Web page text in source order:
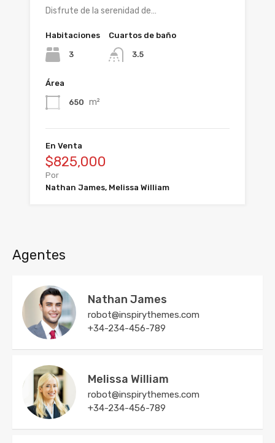
Disfrute de la serenidad de…
Habitaciones
3
Cuartos de baño
3.5
Área
650 m²
En Venta
$825,000
Por
Nathan James, Melissa William
Agentes
Nathan James
robot@inspirythemes.com
+34-234-456-789
Melissa William
robot@inspirythemes.com
+34-234-456-789